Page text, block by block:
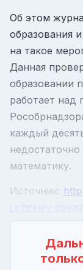
Об этом
образования
на такое
Данная
образовании
работает над
каждый
математику.
Источник: